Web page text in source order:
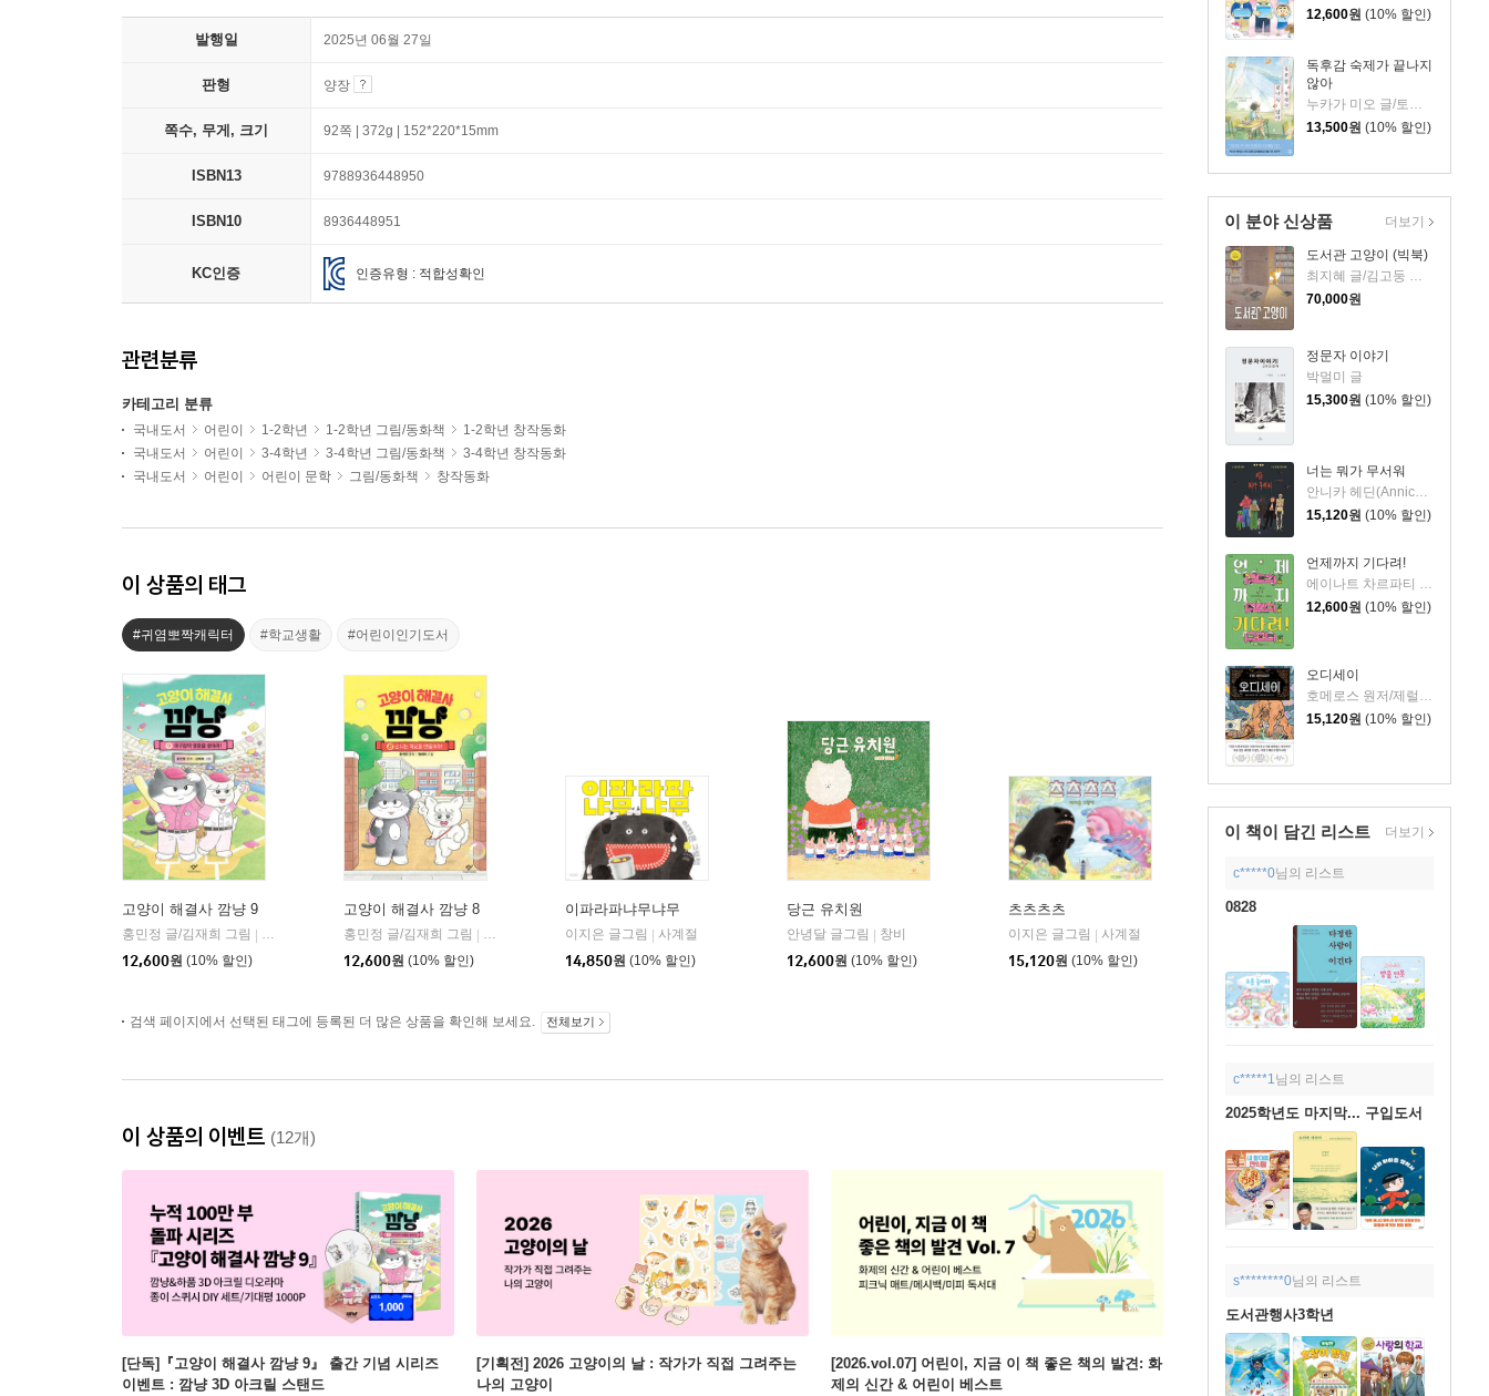
12,600원 (10% 할인)
독후감 숙제가 끝나지
않아
누카가 미오 글/토티 그림/김지영 역
13,500원 (10% 할인)
이 분야 신상품
도서관 고양이 (빅북)
최지혜 글/김고둥 그림
70,000원
정문자 이야기
박멀미 글
15,300원 (10% 할인)
너는 뭐가 무서워
안니카 헤딘(Annica Hedin) 글/한나 클린타게 (Hanna Klinthage) 그림
15,120원 (10% 할인)
언제까지 기다려!
에이나트 차르파티 글그림/정재원 역
12,600원 (10% 할인)
오디세이
15,120원 (10% 할인)
더보기
이 책이 담긴 리스트 더보기
c*****0님의 리스트
0828
c*****1 님의 리스트
2025학년도 마지막... 구입도서
s********0님의 리스트
도서관행사3학년
발행일 2025년 06월 27일
판형 양장
쪽수, 무게, 크기 92쪽 | 372g | 152*220*15mm
ISBN13 9788936448950
ISBN10 8936448951
KC인증 인증유형 : 적합성확인
관련분류
카테고리 분류
국내도서 어린이 1-2학년 1-2학년 그림/동화책
1-2학년 창작동화
국내도서
어린이 3-4학년 3-4학년 그림/동화책
3-4학년 창작동화
국내도서
어린이 어린이 문학 그림/동화책 창작동화
이 상품의 태그
#귀염뽀짝캐릭터 #학교생활 #어린이인기도서
고양이 해결사 깜냥 9
홍민정 글/김재희 그림
창비
12,600원 (10% 할인)
고양이 해결사 깜냥 8
홍민정 글/김재희 그림
창비
12,600원 (10% 할인)
이파라파냐무냐무
이지은 글그림
사계절
14,850원 (10% 할인)
당근 유치원
안녕달 글그림
창비
12,600원 (10% 할인)
츠츠츠츠
이지은 글그림
사계절
15,120원 (10% 할인)
검색 페이지에서 선택된 태그에 등록된 더 많은 상품을 확인해 보세요. 전체보기
이 상품의 이벤트 (12개)
[단독]『고양이 해결사 깜냥 9』 출간 기념 시리즈
이벤트 : 깜냥 3D 아크릴 스탠드
[기획전] 2026 고양이의 날 : 작가가 직접 그려주는
나의 고양이
[2026.vol.07] 어린이, 지금 이 책 좋은 책의 발견: 화
제의 신간 & 어린이 베스트